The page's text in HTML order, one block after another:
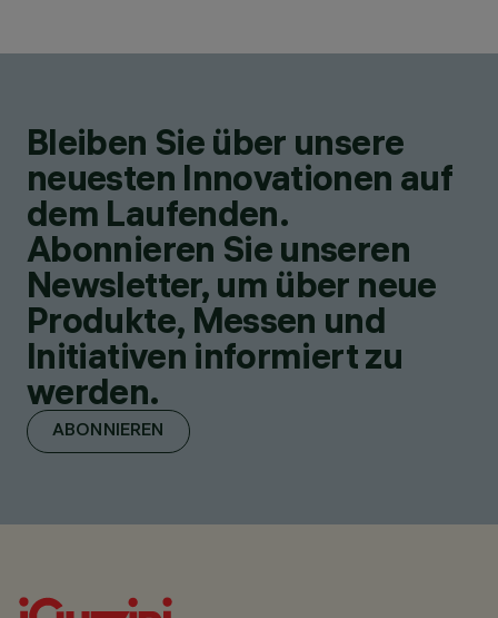
Bleiben Sie über unsere
neuesten Innovationen auf
dem Laufenden.
Abonnieren Sie unseren
Newsletter, um über neue
Produkte, Messen und
Initiativen informiert zu
werden.
ABONNIEREN